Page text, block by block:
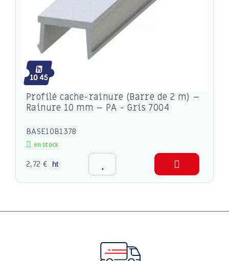
Profilé cache-rainure (Barre de 2 m) –
Rainure 10 mm – PA - Gris 7004
BASE10B1378
en stock
2,72 € ht